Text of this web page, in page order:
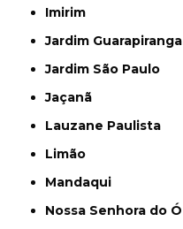
Imirim
Jardim Guarapiranga
Jardim São Paulo
Jaçanã
Lauzane Paulista
Limão
Mandaqui
Nossa Senhora do Ó